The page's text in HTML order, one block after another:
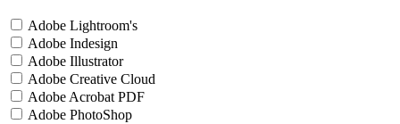
Adobe Lightroom's
Adobe Indesign
Adobe Illustrator
Adobe Creative Cloud
Adobe Acrobat PDF
Adobe PhotoShop